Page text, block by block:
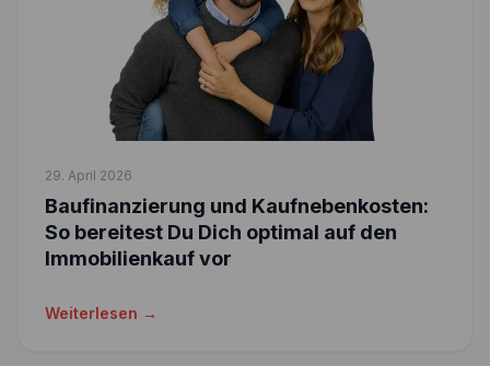
29. April 2026
Baufinanzierung und Kaufnebenkosten:
So bereitest Du Dich optimal auf den
Immobilienkauf vor
Weiterlesen →